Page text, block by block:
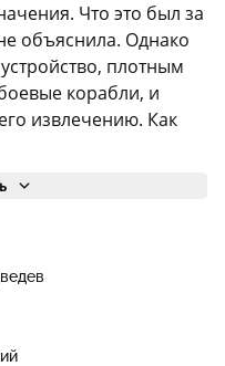
Что это был за
объяснила. Однако
плотным
корабли, и
извлечению. Как